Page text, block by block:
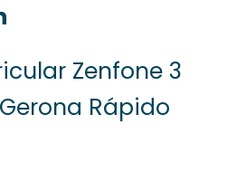
Zenfone 3
Gerona Rápido